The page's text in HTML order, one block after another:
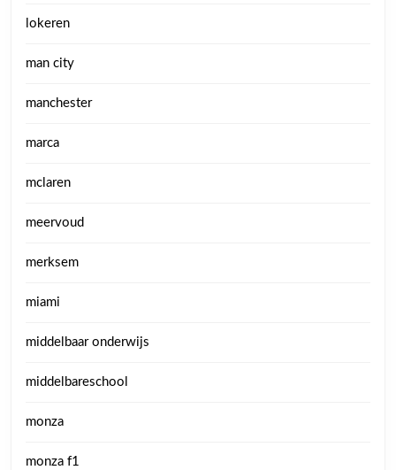
lokeren
man city
manchester
marca
mclaren
meervoud
merksem
miami
middelbaar onderwijs
middelbareschool
monza
monza f1